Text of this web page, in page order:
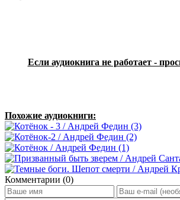
Если аудиокнига не работает -
Похожие аудиокниги:
Комментарии (0)